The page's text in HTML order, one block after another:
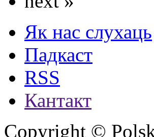
Як нас слухаць
Падкаст
RSS
Кантакт
Copyright ©